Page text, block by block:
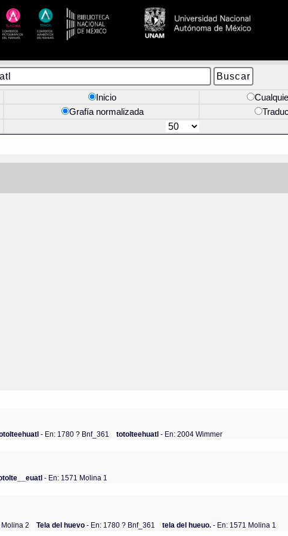
Inicio
Grafía normalizada
- En: 1780 ? Bnf_361 totolteehuatl- En: 2004 Wimmer
- En: 1571 Molina 1
2 Tela del huevo - En: 1780 ? Bnf_361 tela del hueuo. - En: 1571 Molina 1